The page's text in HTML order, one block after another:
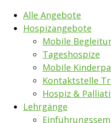
Alle Angebote
Hospizangebote
Mobile
Tageshospize
Mobile
Kontaktstelle
Hospiz &
Lehrgänge